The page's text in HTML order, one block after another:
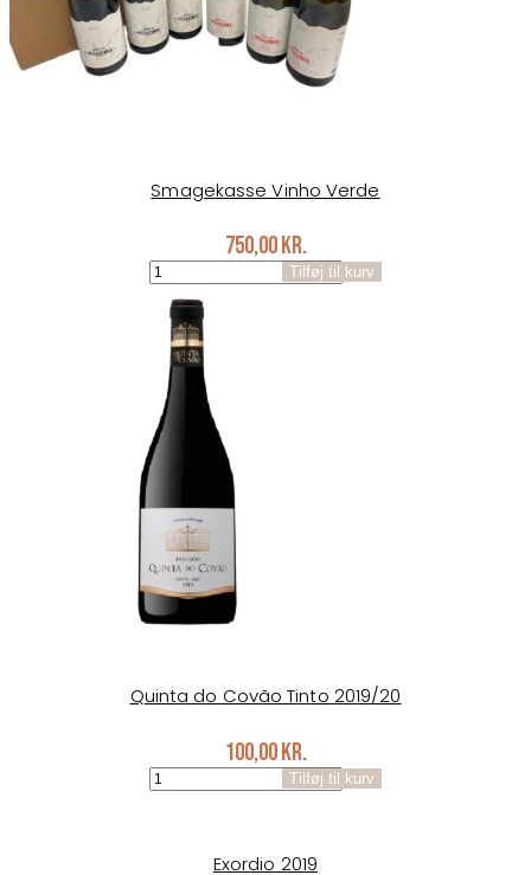
Smagekasse Vinho Verde
750,00kr.
Smagekasse
Vinho
Verde
antal
Tilføj til kurv
Quinta do Covão Tinto 2019/20
100,00kr.
Quinta
do
Tilføj til kurv
Exordio 2019